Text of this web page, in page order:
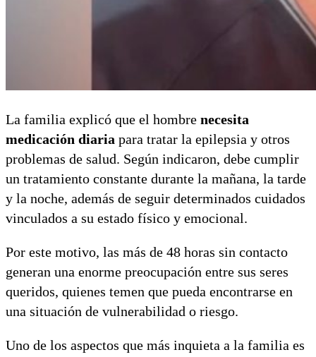
La familia explicó que el hombre necesita
medicación diaria para tratar la epilepsia y otros
problemas de salud. Según indicaron, debe cumplir
un tratamiento constante durante la mañana, la tarde
y la noche, además de seguir determinados cuidados
vinculados a su estado físico y emocional.
Por este motivo, las más de 48 horas sin contacto
generan una enorme preocupación entre sus seres
queridos, quienes temen que pueda encontrarse en
una situación de vulnerabilidad o riesgo.
Uno de los aspectos que más inquieta a la familia es